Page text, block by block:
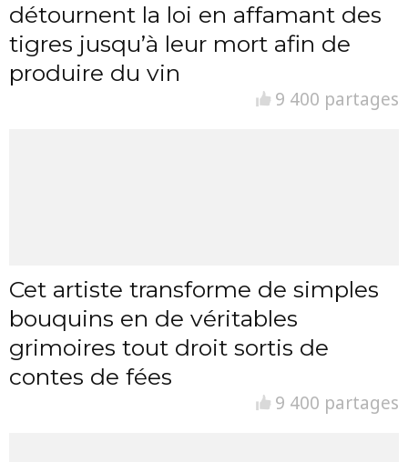
détournent la loi en affamant des
tigres jusqu’à leur mort afin de
produire du vin
9 400 partages
Cet artiste transforme de simples
bouquins en de véritables
grimoires tout droit sortis de
contes de fées
9 400 partages